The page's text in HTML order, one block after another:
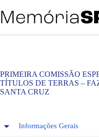
para
o
PRIMEIRA COMISSÃO
TÍTULOS DE TERRAS –
SANTA CRUZ
Informações Gerais